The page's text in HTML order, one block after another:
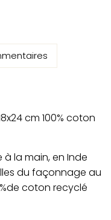
cm 100% coton
la main, en Inde
du façonnage au
coton recyclé